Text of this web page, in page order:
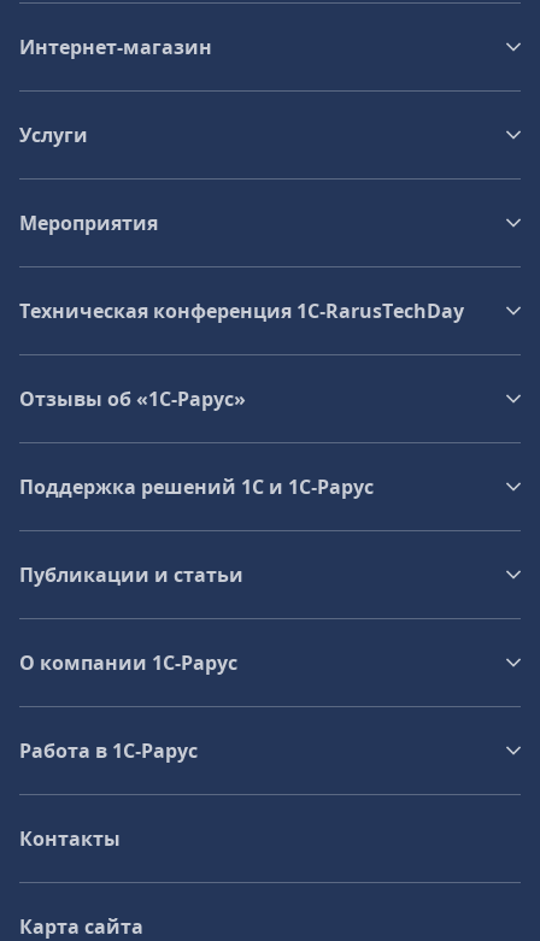
Интернет-магазин
Услуги
Мероприятия
Техническая конференция 1C‑RarusTechDay
Отзывы об «1С-Рарус»
Поддержка решений 1С и 1С‑Рарус
Публикации и статьи
О компании 1C-Рарус
Работа в 1С‑Рарус
Контакты
Карта сайта